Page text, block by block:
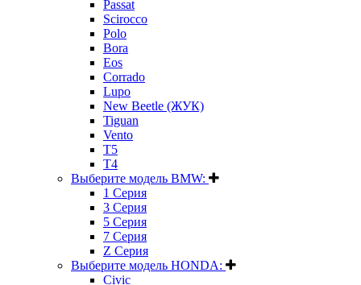
Passat
Scirocco
Polo
Bora
Eos
Corrado
Lupo
New Beetle (ЖУК)
Tiguan
Vento
T5
T4
Выберите модель BMW:
1 Серия
3 Серия
5 Серия
7 Серия
Z Серия
Выберите модель HONDA:
Civic